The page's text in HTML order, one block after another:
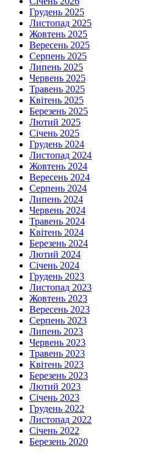
Грудень 2025
Листопад 2025
Жовтень 2025
Вересень 2025
Серпень 2025
Липень 2025
Червень 2025
Травень 2025
Квітень 2025
Березень 2025
Лютий 2025
Січень 2025
Грудень 2024
Листопад 2024
Жовтень 2024
Вересень 2024
Серпень 2024
Липень 2024
Червень 2024
Травень 2024
Квітень 2024
Березень 2024
Лютий 2024
Січень 2024
Грудень 2023
Листопад 2023
Жовтень 2023
Вересень 2023
Серпень 2023
Липень 2023
Червень 2023
Травень 2023
Квітень 2023
Березень 2023
Лютий 2023
Січень 2023
Грудень 2022
Листопад 2022
Січень 2022
Березень 2020